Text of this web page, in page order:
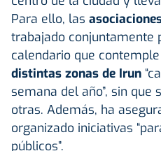
Para ello, las
trabajado conjuntamente
calendario que
distintas zonas de Irun
semana del año”, sin que
otras. Además, ha
organizado iniciativas
públicos”.